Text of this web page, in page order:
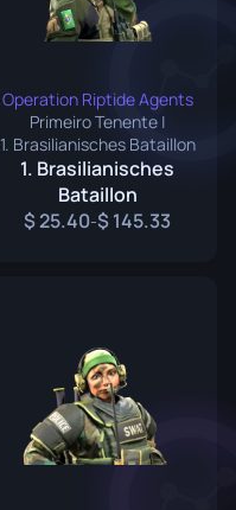
Operation Riptide Agents
Primeiro Tenente |
1. Brasilianisches Bataillon
1. Brasilianisches
Bataillon
25.40- 145.33